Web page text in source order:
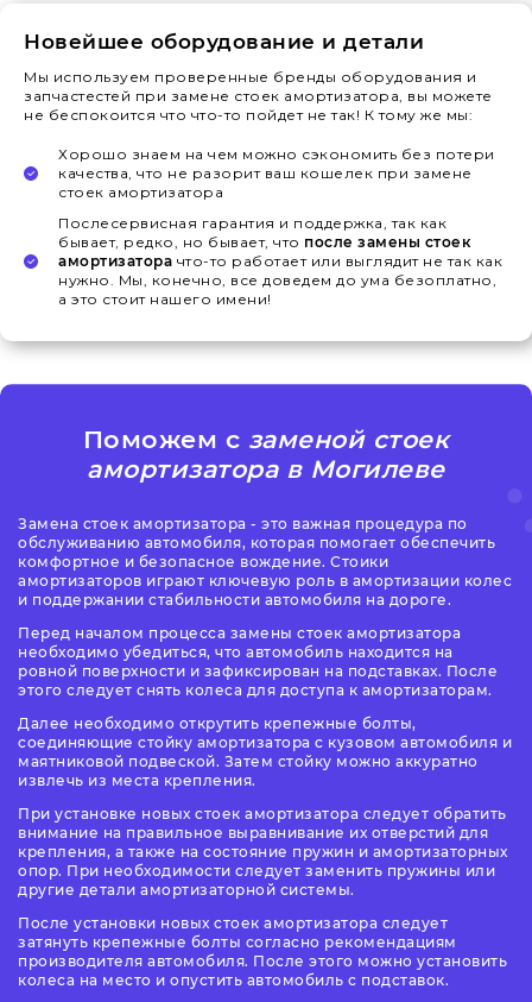
Новейшее оборудование и детали
Мы используем проверенные бренды оборудования и
запчастестей при замене стоек амортизатора, вы можете
не беспокоится что что-то пойдет не так! К тому же мы:
Хорошо знаем на чем можно сэкономить без потери
качества, что не разорит ваш кошелек при замене
стоек амортизатора
Послесервисная гарантия и поддержка, так как
бывает, редко, но бывает, что после замены стоек
амортизатора что-то работает или выглядит не так как
нужно. Мы, конечно, все доведем до ума безоплатно,
а это стоит нашего имени!
Поможем с заменой стоек
амортизатора в Могилеве
Замена стоек амортизатора - это важная процедура по
обслуживанию автомобиля, которая помогает обеспечить
комфортное и безопасное вождение. Стоики
амортизаторов играют ключевую роль в амортизации колес
и поддержании стабильности автомобиля на дороге.
Перед началом процесса замены стоек амортизатора
необходимо убедиться, что автомобиль находится на
ровной поверхности и зафиксирован на подставках. После
этого следует снять колеса для доступа к амортизаторам.
Далее необходимо открутить крепежные болты,
соединяющие стойку амортизатора с кузовом автомобиля и
маятниковой подвеской. Затем стойку можно аккуратно
извлечь из места крепления.
При установке новых стоек амортизатора следует обратить
внимание на правильное выравнивание их отверстий для
крепления, а также на состояние пружин и амортизаторных
опор. При необходимости следует заменить пружины или
другие детали амортизаторной системы.
После установки новых стоек амортизатора следует
затянуть крепежные болты согласно рекомендациям
производителя автомобиля. После этого можно установить
колеса на место и опустить автомобиль с подставок.